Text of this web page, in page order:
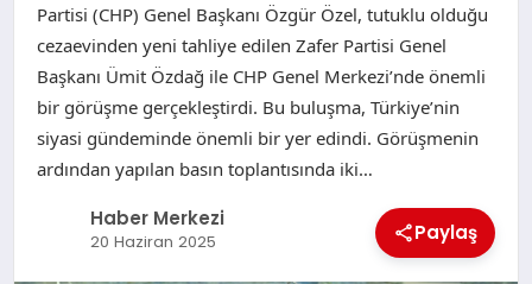
TEKNOLOJI
Partisi (CHP) Genel Başkanı Özgür Özel, tutuklu olduğu
cezaevinden yeni tahliye edilen Zafer Partisi Genel
Başkanı Ümit Özdağ ile CHP Genel Merkezi’nde önemli
bir görüşme gerçekleştirdi. Bu buluşma, Türkiye’nin
siyasi gündeminde önemli bir yer edindi. Görüşmenin
ardından yapılan basın toplantısında iki…
Haber Merkezi
20 Haziran 2025 Paylaş